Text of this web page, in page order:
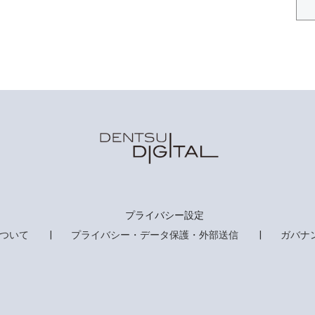
プライバシー設定
いて
プライバシー・データ保護・外部送信 ガバナ